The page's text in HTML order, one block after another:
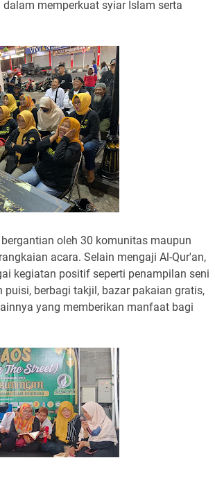
memperkuat syiar Islam serta
oleh 30 komunitas maupun
acara. Selain mengaji Al-Qur'an,
kegiatan positif seperti penampilan seni
berbagi takjil, bazar pakaian gratis,
yang memberikan manfaat bagi